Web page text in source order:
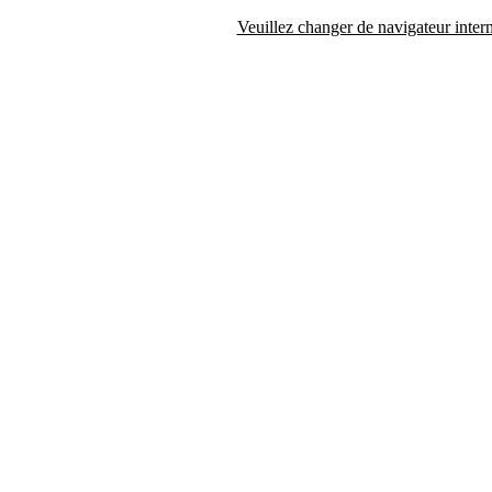
Veuillez changer de navigateur